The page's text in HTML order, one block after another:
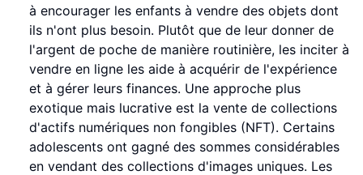
à encourager les enfants à vendre des objets dont
ils n'ont plus besoin. Plutôt que de leur donner de
l'argent de poche de manière routinière, les inciter à
vendre en ligne les aide à acquérir de l'expérience
et à gérer leurs finances. Une approche plus
exotique mais lucrative est la vente de collections
d'actifs numériques non fongibles (NFT). Certains
adolescents ont gagné des sommes considérables
en vendant des collections d'images uniques. Les